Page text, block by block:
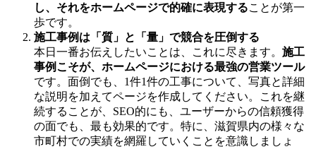
し、それをホームページで的確に表現することが第一
歩です。
施工事例は「質」と「量」で競合を圧倒する
本日一番お伝えしたいことは、これに尽きます。 施工
事例こそが、ホームページにおける最強の営業ツール
です。面倒でも、1件1件の工事について、写真と詳細
な説明を加えてページを作成してください。これを継
続することが、SEO的にも、ユーザーからの信頼獲得
の面でも、最も効果的です。特に、滋賀県内の様々な
市町村での実績を網羅していくことを意識しましょ